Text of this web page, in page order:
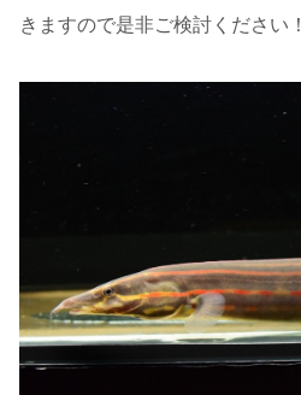
きますので是非ご検討ください！